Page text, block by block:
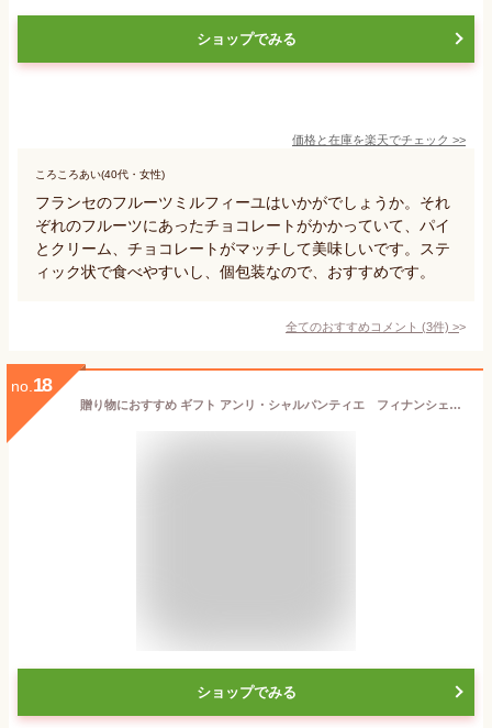
ショップでみる
価格と在庫を楽天でチェック >>
ころころあい(40代・女性)
フランセのフルーツミルフィーユはいかがでしょうか。それ
ぞれのフルーツにあったチョコレートがかかっていて、パイ
とクリーム、チョコレートがマッチして美味しいです。ステ
ィック状で食べやすいし、個包装なので、おすすめです。
全てのおすすめコメント (3件) >
no. 18
贈り物におすすめ ギフト アンリ・シャルパンティエ フィナンシェ・マドレーヌ詰合せ (21個) 内祝・出産祝・誕生日・入園・御祝・ギフト・結婚祝・販促ギフト・景品【帰省 土産】【敬老の日】 アンリシャルパンティエ
ショップでみる